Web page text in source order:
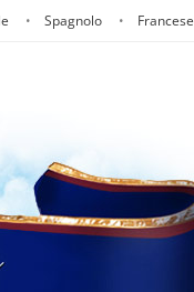
Spagnolo Francese